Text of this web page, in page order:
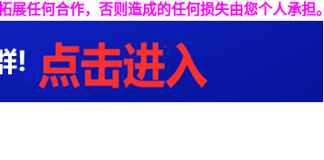
任何合作，否则造成的任何损失由您个人承担。